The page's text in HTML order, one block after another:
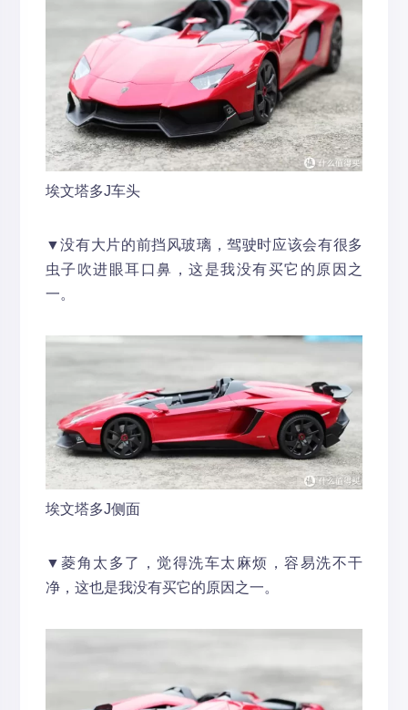
埃文塔多J车头
▼没有大片的前挡风玻璃，驾驶时应该会有很多
虫子吹进眼耳口鼻，这是我没有买它的原因之
一。
埃文塔多J侧面
▼菱角太多了，觉得洗车太麻烦，容易洗不干
净，这也是我没有买它的原因之一。